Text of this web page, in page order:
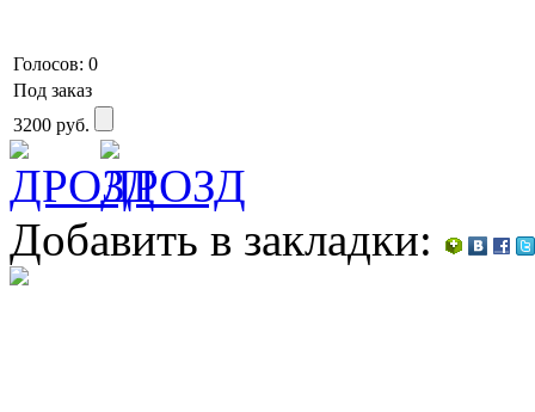
Голосов: 0
Под заказ
3200 руб.
Добавить в закладки: